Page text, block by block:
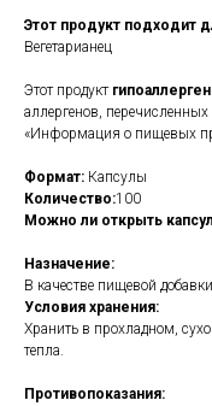
Этот продукт подходит
Вегетарианец
Этот продукт
аллергенов,
«Информация о пищевых
Формат: Капсулы
Количество:100
Можно ли открыть
Назначение:
В качестве пищевой
Условия хранения:
Хранить в прохладном,
тепла.
Противопоказания: